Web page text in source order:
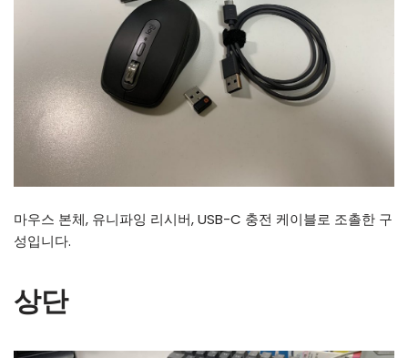
마우스 본체, 유니파잉 리시버, USB-C 충전 케이블로 조촐한 구
성입니다.
상단